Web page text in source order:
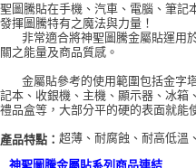
郵局幫你送（離島）
每筆NT$80，滿NT$3,000(含以
付款後門市自取
免運費
聖圖騰貼在手機、汽車、電腦、筆記
發揮圖騰特有之魔法與力量！
非常適合將神聖圖騰金屬貼運用
關之能量及商品質感。
金屬貼參考的使用範圍包括金字
記本、收銀機、主機、顯示器、冰箱
禮品盒等，大部分平的硬的表面就能
產品特點： 超薄、耐腐蝕、耐高低溫
神聖圖騰金屬貼系列商品連結